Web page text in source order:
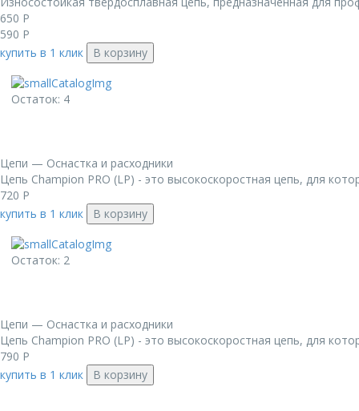
650 Р
590 Р
купить в 1 клик
В корзину
Остаток: 4
Цепи — Оснастка и расходники
Цепь Champion PRO (LP) - это высокоскоростная цепь, для
720 Р
купить в 1 клик
В корзину
Остаток: 2
Цепи — Оснастка и расходники
Цепь Champion PRO (LP) - это высокоскоростная цепь, для
790 Р
купить в 1 клик
В корзину